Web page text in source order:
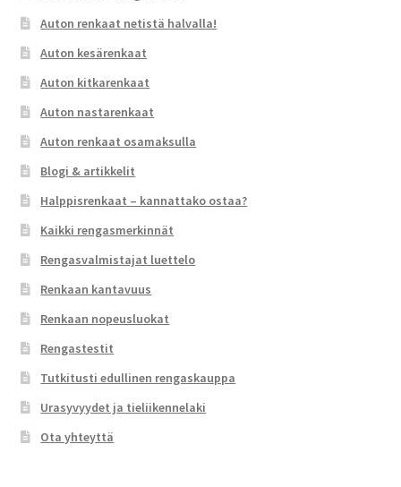
Auton renkaat netistä halvalla!
Auton kesärenkaat
Auton kitkarenkaat
Auton nastarenkaat
Auton renkaat osamaksulla
Blogi & artikkelit
Halppisrenkaat – kannattako ostaa?
Kaikki rengasmerkinnät
Rengasvalmistajat luettelo
Renkaan kantavuus
Renkaan nopeusluokat
Rengastestit
Tutkitusti edullinen rengaskauppa
Urasyvyydet ja tieliikennelaki
Ota yhteyttä